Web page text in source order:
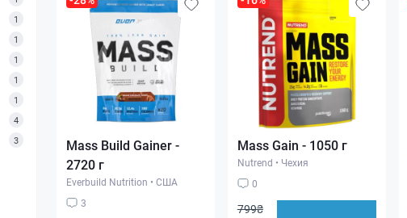
1
1
1
1
1
4
3
Mass Build Gainer -
2720 г
Everbuild Nutrition • США
3
Mass Gain - 1050 г
Nutrend • Чехия
0
799₴